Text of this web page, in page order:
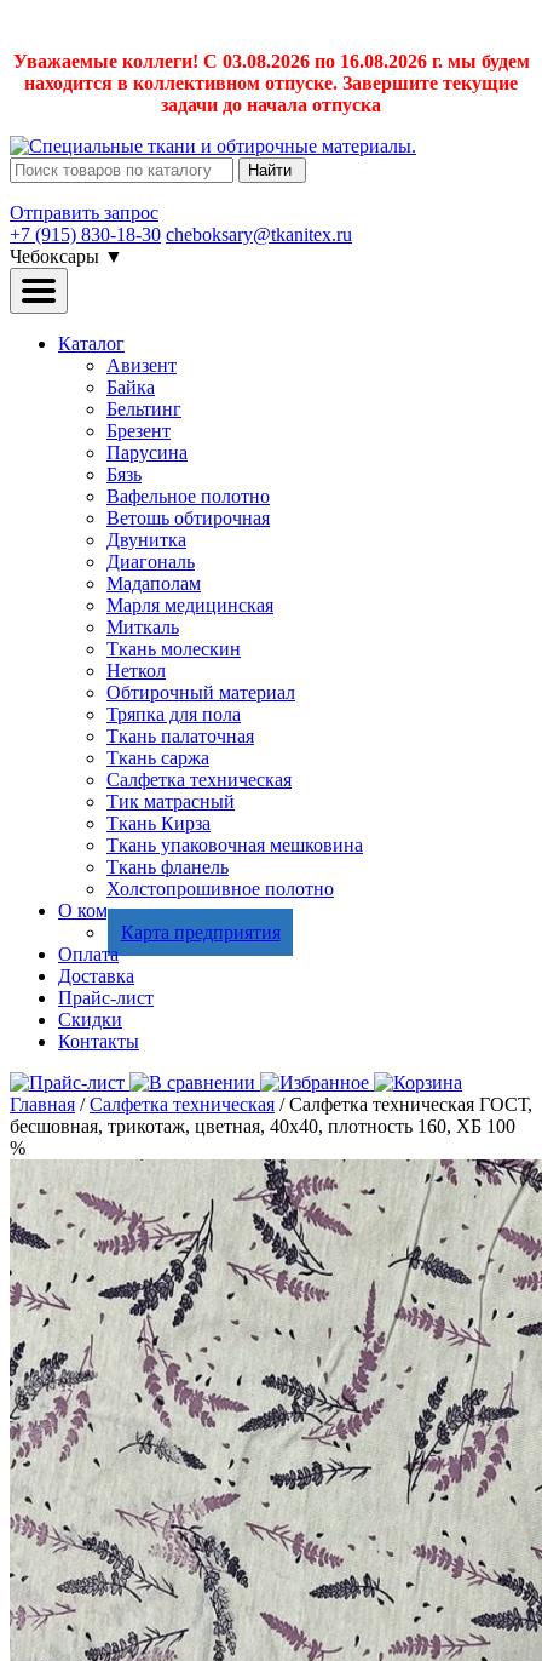
Уважаемые коллеги! С 03.08.2026 по 16.08.2026 г. мы будем
находится в коллективном отпуске. Завершите текущие
задачи до начала отпуска
Найти
Отправить запрос
+7 (915) 830-18-30 cheboksary@tkanitex.ru
Чебоксары ▼
Каталог
Авизент
Байка
Бельтинг
Брезент
Парусина
Бязь
Вафельное полотно
Ветошь обтирочная
Двунитка
Диагональ
Мадаполам
Марля медицинская
Миткаль
Ткань молескин
Неткол
Обтирочный материал
Тряпка для пола
Ткань палаточная
Ткань саржа
Салфетка техническая
Тик матрасный
Ткань Кирза
Ткань упаковочная мешковина
Ткань фланель
Холстопрошивное полотно
О компании
Карта предприятия
Оплата
Доставка
Прайс-лист
Скидки
Контакты
Главная /Салфетка техническая / Салфетка техническая ГОСТ,
бесшовная, трикотаж, цветная, 40х40, плотность 160, ХБ 100
%